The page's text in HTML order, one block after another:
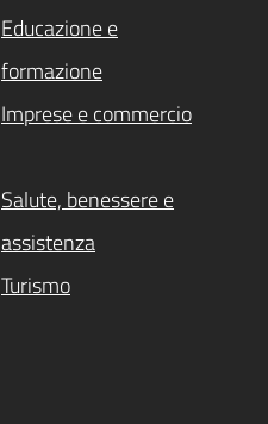
Educazione e
formazione
Imprese e commercio
Salute, benessere e
assistenza
Turismo